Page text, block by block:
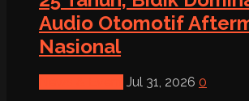
Audio Otomotif
Nasional
Jul 31, 2026 0